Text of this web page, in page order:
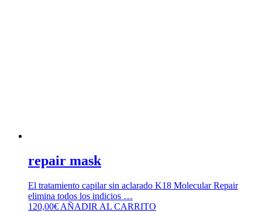
repair mask
El tratamiento capilar sin aclarado K18 Molecular Repair
elimina todos los indicios …
120,00€ AÑADIR AL CARRITO